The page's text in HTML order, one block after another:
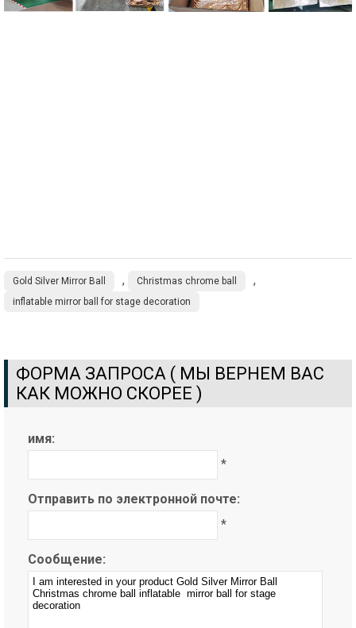
Gold Silver Mirror Ball , Christmas chrome ball ,
inflatable mirror ball for stage decoration
ФОРМА ЗАПРОСА ( МЫ ВЕРНЕМ ВАС
КАК МОЖНО СКОРЕЕ )
имя:
*
Отправить по электронной почте:
*
Сообщение: